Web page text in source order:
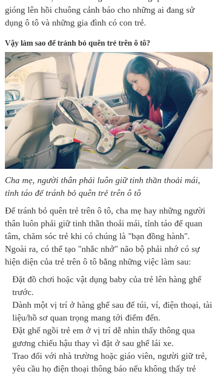
gióng lên hồi chuông cảnh báo cho những ai đang sử
dụng ô tô và những gia đình có con trẻ.
Vậy làm sao để tránh bỏ quên trẻ trên ô tô?
Cha mẹ, người thân phải luôn giữ tinh thần thoải mái,
tỉnh táo để tránh bỏ quên trẻ trên ô tô
Để tránh bỏ quên trẻ trên ô tô, cha mẹ hay những người
thân luôn phải giữ tinh thần thoải mái, tỉnh táo để quan
tâm, chăm sóc trẻ khi có chúng là "bạn đồng hành".
Ngoài ra, có thể tạo "nhắc nhở" não bộ phải nhớ có sự
hiện diện của trẻ trên ô tô bằng những việc làm sau:
Đặt đồ chơi hoặc vật dụng baby của trẻ lên hàng ghế
trước.
Dành một vị trí ở hàng ghế sau để túi, ví, điện thoại, tài
liệu/hồ sơ quan trọng mang tới điểm đến.
Đặt ghế ngồi trẻ em ở vị trí dễ nhìn thấy thông qua
gương chiếu hậu thay vì đặt ở sau ghế lái xe.
Trao đổi với nhà trường hoặc giáo viên, người giữ trẻ,
yêu cầu họ điện thoại thông báo nếu không thấy trẻ